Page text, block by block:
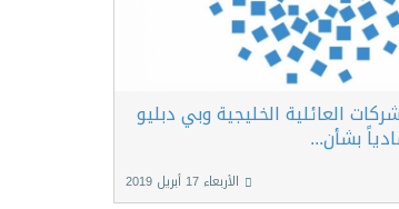
العائلية الخليجية وبي دبليو
بشأن...
الأربعاء 17 أبريل 2019